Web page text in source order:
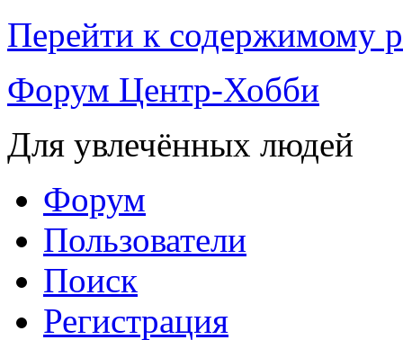
Перейти к содержимому
Форум Центр-Хобби
Для увлечённых людей
Форум
Пользователи
Поиск
Регистрация